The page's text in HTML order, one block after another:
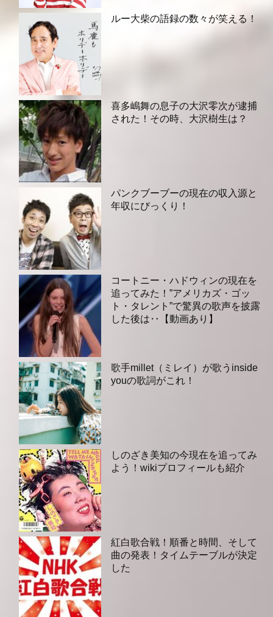
ルー大柴の語録の数々が笑える！
喜多嶋舞の息子の大沢零次が逮捕
された！その時、大沢樹生は？
パンクブーブーの現在の収入源と
年収にびっくり！
コートニー・ハドウィンの現在を
追ってみた！”アメリカズ・ゴッ
ト・タレント”で驚異の歌声を披露
した後は‥【動画あり】
歌手millet（ミレイ）が歌うinside
youの歌詞がこれ！
しのざき美知の今現在を追ってみ
よう！wikiプロフィールも紹介
紅白歌合戦！順番と時間、そして
曲の発表！タイムテーブルが決定
した